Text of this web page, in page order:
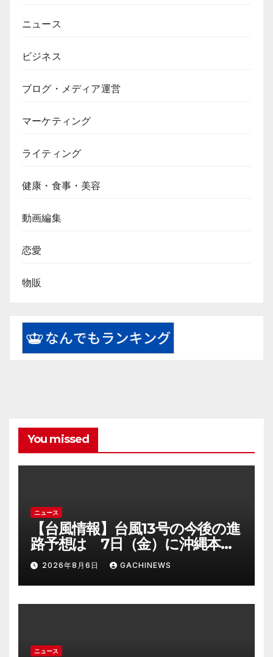
ニュース
ビジネス
ブログ・メディア運営
マーケティング
ライティング
健康・食事・美容
動画編集
恋愛
物販
You missed
ニュース
【台風情報】台風13号の今後の進
路予想は 7日（金）に沖縄本島
に直撃するおそれ 一部の家屋
が倒壊するおそれがある猛烈な
風が吹く見込み(FNNプライムオ
ンライン)
2026年8月6日 GACHINEWS
ニュース